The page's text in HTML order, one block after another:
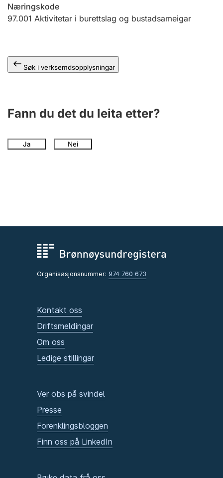
Næringskode
97.001 Aktivitetar i burettslag og bustadsameigar
Søk i verksemdsopplysningar
Fann du det du leita etter?
Ja Nei
Organisasjonsnummer: 974 760 673
Kontakt oss
Driftsmeldingar
Om oss
Ledige stillingar
Ver obs på svindel
Presse
Forenklingsbloggen
Finn oss på LinkedIn